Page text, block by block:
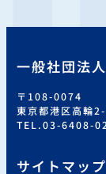
一般社団法
〒108-0074
東京都港区高輪
TEL.03-6408-
サイトマップ